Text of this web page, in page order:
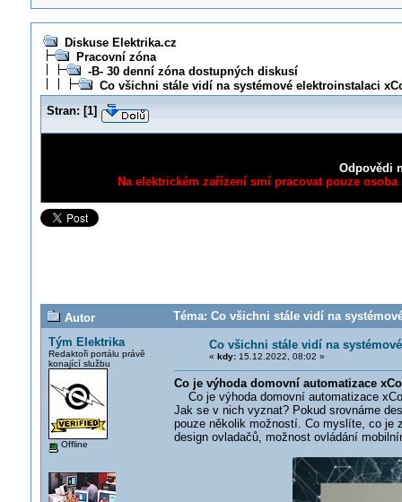
Diskuse Elektrika.cz
Pracovní zóna
-B- 30 denní zóna dostupných diskusí
Co všichni stále vidí na systémové elektroinstalaci
Stran: [1]
Odpovědi
Na elektrickém zařízení smí pracovat pouze
Autor
Téma: Co všichni stále vidí na
Tým Elektrika
Redaktoři portálu právě
konající službu
Offline
Co všichni stále vidí na
« kdy:15.12.2022, 08:02 »
Co je výhoda domovní automatizace
Co je výhoda domovní automatizace
Jak se v nich vyznat? Pokud srovnáme
pouze několik možností. Co myslíte, co je
design ovladačů, možnost ovládání